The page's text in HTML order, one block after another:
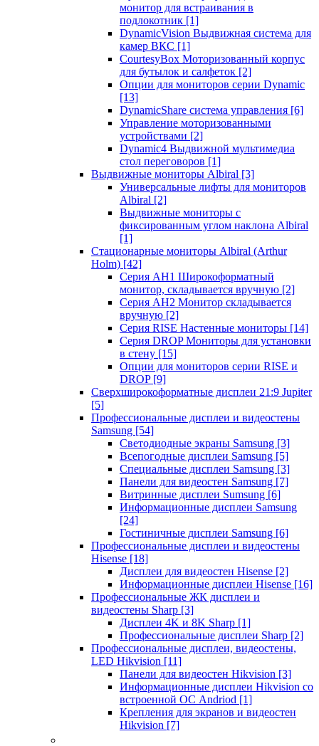
монитор для встраивания в
подлокотник [1]
DynamicVision Выдвижная система для
камер ВКС [1]
CourtesyBox Моторизованный корпус
для бутылок и салфеток [2]
Опции для мониторов серии Dynamic
[13]
DynamicShare система управления [6]
Управление моторизованными
устройствами [2]
Dynamic4 Выдвижной мультимедиа
стол переговоров [1]
Выдвижные мониторы Albiral [3]
Универсальные лифты для мониторов
Albiral [2]
Выдвижные мониторы с
фиксированным углом наклона Albiral
[1]
Стационарные мониторы Albiral (Arthur
Holm) [42]
Серия AH1 Широкоформатный
монитор, складывается вручную [2]
Серия AH2 Монитор складывается
вручную [2]
Серия RISE Настенные мониторы [14]
Серия DROP Мониторы для установки
в стену [15]
Опции для мониторов серии RISE и
DROP [9]
Сверхширокоформатные дисплеи 21:9 Jupiter
[5]
Профессиональные дисплеи и видеостены
Samsung [54]
Светодиодные экраны Samsung [3]
Всепогодные дисплеи Samsung [5]
Специальные дисплеи Samsung [3]
Панели для видеостен Samsung [7]
Витринные дисплеи Sumsung [6]
Информационные дисплеи Samsung
[24]
Гостиничные дисплеи Samsung [6]
Профессиональные дисплеи и видеостены
Hisense [18]
Дисплеи для видеостен Hisense [2]
Информационные дисплеи Hisense [16]
Профессиональные ЖК дисплеи и
видеостены Sharp [3]
Дисплеи 4K и 8K Sharp [1]
Профессиональные дисплеи Sharp [2]
Профессиональные дисплеи, видеостены,
LED Hikvision [11]
Панели для видеостен Hikvision [3]
Информационные дисплеи Hikvision со
встроенной ОС Andriod [1]
Крепления для экранов и видеостен
Hikvision [7]